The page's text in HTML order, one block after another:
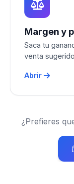
Margen y
Saca tu
venta
Abrir
¿Prefieres